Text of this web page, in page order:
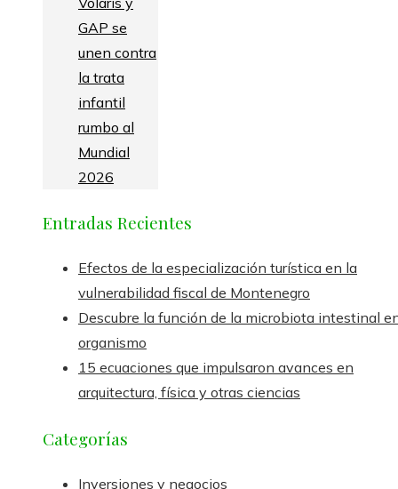
GAP se
unen contra
la trata
infantil
rumbo al
Mundial
2026
Entradas Recientes
Efectos de la especialización turística en la
vulnerabilidad fiscal de Montenegro
Descubre la función de la microbiota intestinal
organismo
15 ecuaciones que impulsaron avances en
arquitectura, física y otras ciencias
Categorías
Inversiones y negocios